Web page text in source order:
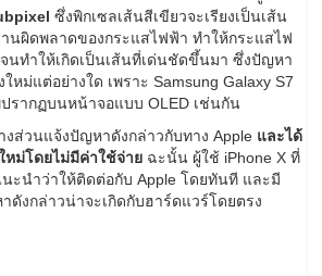
ซึ่งพิกเซลเส้นสีเขียวจะเรียงเป็นเส้น
านผิดพลาดของกระแสไฟฟ้า ทำให้กระแสไฟ
นทำให้เกิดเป็นเส้นที่เด่นชัดขึ้นมา ซึ่งปัญหา
ใหม่แต่อย่างใด เพราะ Samsung Galaxy S7
รากฏบนหน้าจอแบบ OLED เช่นกัน
งส่วนแจ้งปัญหาดังกล่าวกับทาง Apple และได้
หม่โดยไม่มีค่าใช้จ่าย ฉะนั้น ผู้ใช้ iPhone X ที่
ะนำว่าให้ติดต่อกับ Apple โดยทันที และมี
ดังกล่าวน่าจะเกิดกับฮาร์ดแวร์โดยตรง